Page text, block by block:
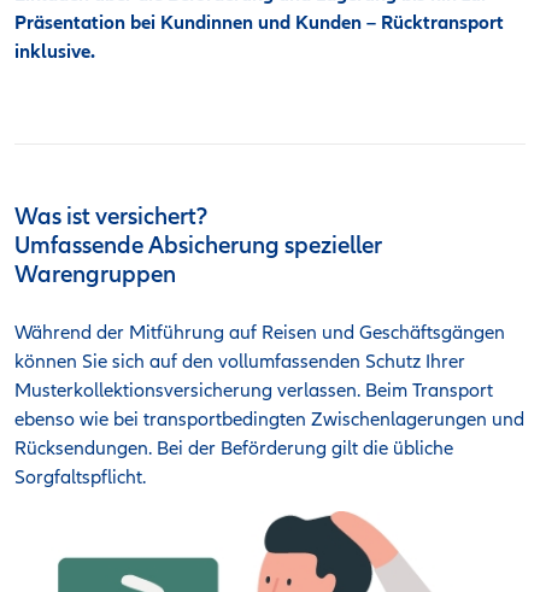
Präsentation bei Kundinnen und Kunden – Rücktransport
inklusive.
Was ist versichert?
Umfassende Absicherung spezieller
Warengruppen
Während der Mitführung auf Reisen und Geschäftsgängen
können Sie sich auf den vollumfassenden Schutz Ihrer
Musterkollektionsversicherung verlassen. Beim Transport
ebenso wie bei transportbedingten Zwischenlagerungen und
Rücksendungen. Bei der Beförderung gilt die übliche
Sorgfaltspflicht.